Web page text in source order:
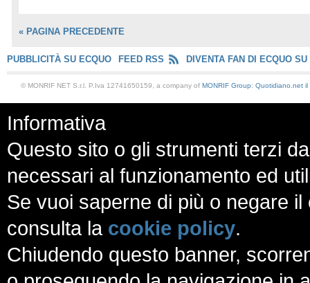
« PAGINA PRECEDENTE
PUBBLICITÀ SU ECQUO FEED RSS DIVENTA FAN DI ECQUO SU
© MONRIF NET S.r.l. P.Iva 12741650159, a company of MONRIF Group: Quotidiano.net il
Informativa
Questo sito o gli strumenti terzi
necessari al funzionamento ed
Se vuoi saperne di più o negare
consulta la cookie policy.
Chiudendo questo banner,